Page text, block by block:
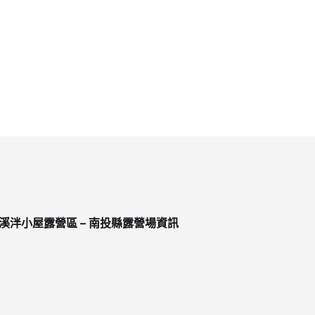
泮小屋露營區 – 南投縣露營場資訊